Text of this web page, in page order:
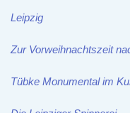
Leipzig
Zur Vorweihnachtszeit
Tübke Monumental im